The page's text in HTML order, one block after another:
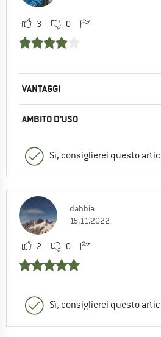
3 0
VANTAGGI
AMBITO D’USO
Sì, consiglierei questo
dahbia
15.11.2022
2 0
Sì, consiglierei questo